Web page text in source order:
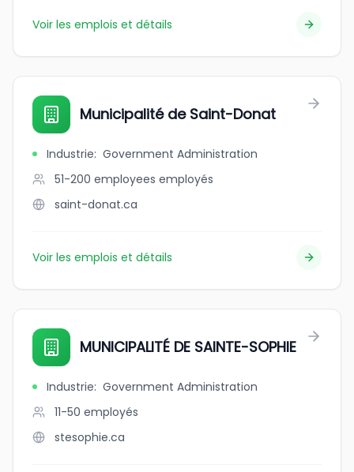
Voir les emplois et détails
Municipalité de Saint-Donat
Industrie: Government Administration
51-200 employees employés
saint-donat.ca
Voir les emplois et détails
MUNICIPALITÉ DE SAINTE-SOPHIE
Industrie: Government Administration
11-50 employés
stesophie.ca